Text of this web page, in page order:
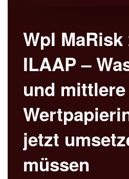
WpI MaRisk
ILAAP –
und mittlere
jetzt
müssen